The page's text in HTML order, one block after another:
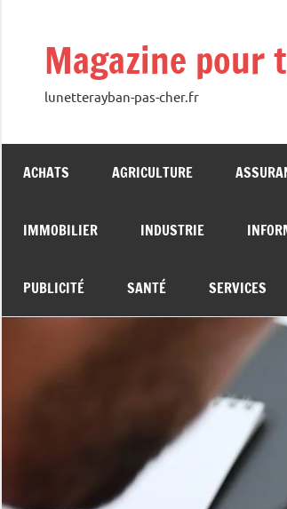
contenuMagazine pour
lunetterayban-pas-cher.fr
ACHATS AGRICULTURE
IMMOBILIER INDUSTRIE
PUBLICITÉ SANTÉ SERVICES